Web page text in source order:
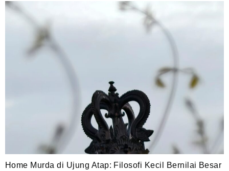
Home Murda di Ujung Atap: Filosofi Kecil Bernilai Besar